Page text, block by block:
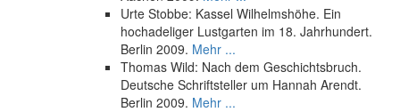
Urte Stobbe: Kassel Wilhelmshöhe. Ein
hochadeliger Lustgarten im 18. Jahrhundert.
Berlin 2009. Mehr ...
Thomas Wild: Nach dem Geschichtsbruch.
Deutsche Schriftsteller um Hannah Arendt.
Berlin 2009. Mehr ...